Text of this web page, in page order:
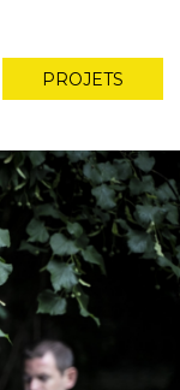
PROJETS